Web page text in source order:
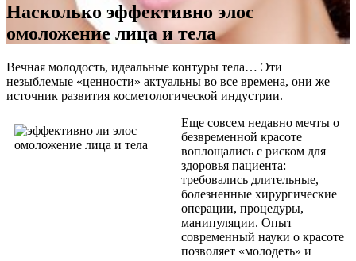
Насколько эффективно элос
омоложение лица и тела
Вечная молодость, идеальные контуры тела… Эти
незыблемые «ценности» актуальны во все времена, они же –
источник развития косметологической индустрии.
Еще совсем недавно мечты о
безвременной красоте
воплощались с риском для
здоровья пациента:
требовались длительные,
болезненные хирургические
операции, процедуры,
манипуляции. Опыт
современный науки о красоте
позволяет «молодеть» и